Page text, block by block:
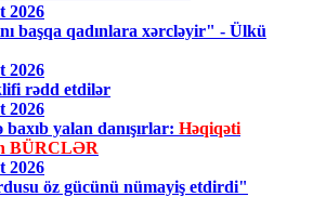
2026
başqa qadınlara xərcləyir" - Ülkü
2026
rədd etdilər
2026
yalan danışırlar: Həqiqəti
BÜRCLƏR
2026
öz gücünü nümayiş etdirdi"